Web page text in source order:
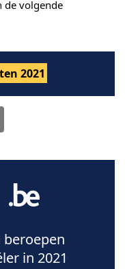
de volgende
2021
in 2021